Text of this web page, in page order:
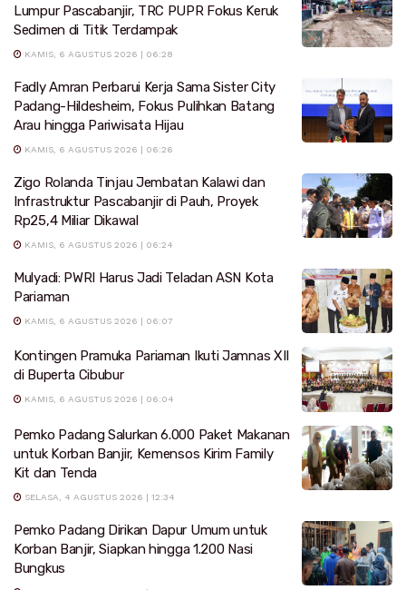
Lumpur Pascabanjir, TRC PUPR Fokus Keruk
Sedimen di Titik Terdampak
KAMIS, 6 AGUSTUS 2026 | 06:28
Fadly Amran Perbarui Kerja Sama Sister City
Padang-Hildesheim, Fokus Pulihkan Batang
Arau hingga Pariwisata Hijau
KAMIS, 6 AGUSTUS 2026 | 06:26
Zigo Rolanda Tinjau Jembatan Kalawi dan
Infrastruktur Pascabanjir di Pauh, Proyek
Rp25,4 Miliar Dikawal
KAMIS, 6 AGUSTUS 2026 | 06:24
Mulyadi: PWRI Harus Jadi Teladan ASN Kota
Pariaman
KAMIS, 6 AGUSTUS 2026 | 06:07
Kontingen Pramuka Pariaman Ikuti Jamnas XII
di Buperta Cibubur
KAMIS, 6 AGUSTUS 2026 | 06:04
Pemko Padang Salurkan 6.000 Paket Makanan
untuk Korban Banjir, Kemensos Kirim Family
Kit dan Tenda
SELASA, 4 AGUSTUS 2026 | 12:34
Pemko Padang Dirikan Dapur Umum untuk
Korban Banjir, Siapkan hingga 1.200 Nasi
Bungkus